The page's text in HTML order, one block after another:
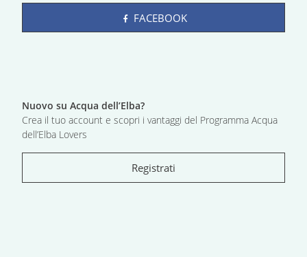
FACEBOOK
Nuovo su Acqua dell’Elba?
Crea il tuo account e scopri i vantaggi del Programma Acqua
dell’Elba Lovers
Registrati